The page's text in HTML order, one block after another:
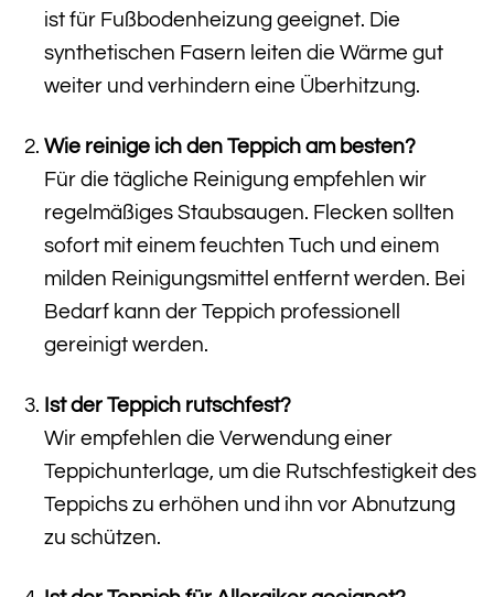
ist für Fußbodenheizung geeignet. Die
synthetischen Fasern leiten die Wärme gut
weiter und verhindern eine Überhitzung.
Wie reinige ich den Teppich am besten?
Für die tägliche Reinigung empfehlen wir
regelmäßiges Staubsaugen. Flecken sollten
sofort mit einem feuchten Tuch und einem
milden Reinigungsmittel entfernt werden. Bei
Bedarf kann der Teppich professionell
gereinigt werden.
Ist der Teppich rutschfest?
Wir empfehlen die Verwendung einer
Teppichunterlage, um die Rutschfestigkeit des
Teppichs zu erhöhen und ihn vor Abnutzung
zu schützen.